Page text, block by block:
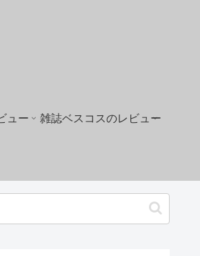
ュー 雑誌ベスコスのレビュー